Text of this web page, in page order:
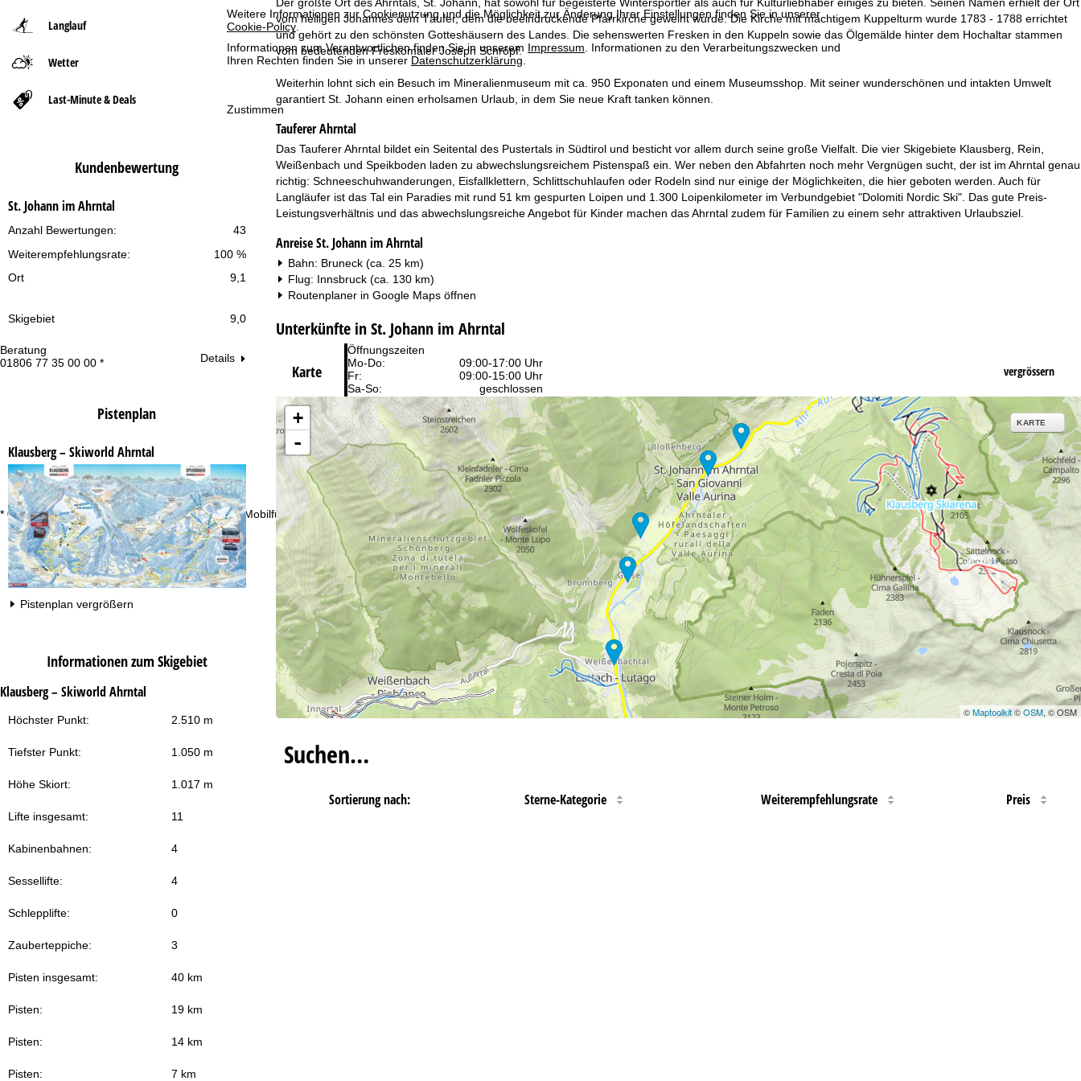
Weitere Informationen zur Cookienutzung und die Möglichkeit zur Änderung Ihrer Einstellungen finden Sie in unserer
Cookie-Policy.
Informationen zum Verantwortlichen finden Sie in unserem Impressum . Informationen zu den Verarbeitungszwecken und
Ihren Rechten finden Sie in unserer Datenschutzerklärung
Zustimmen
Beratung
01806 77 35 00 00 *
* 0,20 € inkl. MwSt./Anruf aus den dt. Fest- und Mobilfunknetzen
Öffnungszeiten
Mo-Do:
09:00-17:00 Uhr
Fr:
09:00-15:00 Uhr
Sa-So:
geschlossen
Zur Kontaktseite
Beratung
Langlauf
Wetter
Last-Minute & Deals
Kundenbewertung
St. Johann im Ahrntal
43
Anzahl Bewertungen:
100 %
Weiterempfehlungsrate:
Ort
9,1
Skigebiet 9,0
Details
Pistenplan
Klausberg – Skiworld Ahrntal
Pistenplan vergrößern
Informationen zum Skigebiet
Klausberg – Skiworld Ahrntal
Höchster Punkt: 2.510 m
Tiefster Punkt: 1.050 m
Höhe Skiort: 1.017 m
Lifte insgesamt: 11
Kabinenbahnen: 4
Sessellifte: 4
Schlepplifte: 0
Zauberteppiche: 3
Pisten insgesamt: 40 km
Pisten: 19 km
Pisten: 14 km
Pisten: 7 km
t
s
e
i
t
e
vom heiligen Johannes dem Täufer, dem die beeindruckende Pfarrkirche geweiht wurde. Die Kirche mit mächtigem Kuppelturm wurde 1783 - 1788 errichtet
und gehört zu den schönsten Gotteshäusern des Landes. Die sehenswerten Fresken in den Kuppeln sowie das Ölgemälde hinter dem Hochaltar stammen
vom bedeutenden Freskomaler Joseph Schröpf.
Weiterhin lohnt sich ein Besuch im Mineralienmuseum mit ca. 950 Exponaten und einem Museumsshop. Mit seiner wunderschönen und intakten Umwelt
garantiert St. Johann einen erholsamen Urlaub, in dem Sie neue Kraft tanken können.
Tauferer Ahrntal
Das Tauferer Ahrntal bildet ein Seitental des Pustertals in Südtirol und besticht vor allem durch seine große Vielfalt. Die vier Skigebiete Klausberg, Rein,
Weißenbach und Speikboden laden zu abwechslungsreichem Pistenspaß ein. Wer neben den Abfahrten noch mehr Vergnügen sucht, der ist im Ahrntal genau
richtig: Schneeschuhwanderungen, Eisfallklettern, Schlittschuhlaufen oder Rodeln sind nur einige der Möglichkeiten, die hier geboten werden. Auch für
Langläufer ist das Tal ein Paradies mit rund 51 km gespurten Loipen und 1.300 Loipenkilometer im Verbundgebiet "Dolomiti Nordic Ski". Das gute Preis-
Leistungsverhältnis und das abwechslungsreiche Angebot für Kinder machen das Ahrntal zudem für Familien zu einem sehr attraktiven Urlaubsziel.
Anreise St. Johann im Ahrntal
Bahn: Bruneck (ca. 25 km)
Flug: Innsbruck (ca. 130 km)
Routenplaner in Google Mapsöffnen
Unterkünfte in St. Johann im Ahrntal
Karte vergrössern
+
-
KARTE
©Maptoolkit©OSM, © OSM
Suchen…
Sortierung nach: Sterne-Kategorie Weiterempfehlungsrate Preis